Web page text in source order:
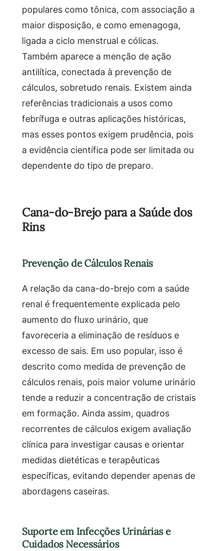
populares como tônica, com associação a
maior disposição, e como emenagoga,
ligada a ciclo menstrual e cólicas.
Também aparece a menção de ação
antilítica, conectada à prevenção de
cálculos, sobretudo renais. Existem ainda
referências tradicionais a usos como
febrífuga e outras aplicações históricas,
mas esses pontos exigem prudência, pois
a evidência científica pode ser limitada ou
dependente do tipo de preparo.
Cana-do-Brejo para a Saúde dos
Rins
Prevenção de Cálculos Renais
A relação da cana-do-brejo com a saúde
renal é frequentemente explicada pelo
aumento do fluxo urinário, que
favoreceria a eliminação de resíduos e
excesso de sais. Em uso popular, isso é
descrito como medida de prevenção de
cálculos renais, pois maior volume urinário
tende a reduzir a concentração de cristais
em formação. Ainda assim, quadros
recorrentes de cálculos exigem avaliação
clínica para investigar causas e orientar
medidas dietéticas e terapêuticas
específicas, evitando depender apenas de
abordagens caseiras.
Suporte em Infecções Urinárias e
Cuidados Necessários